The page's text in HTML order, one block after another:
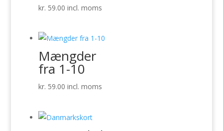
kr. 59.00 incl. moms
Mængder
fra 1-10
kr. 59.00 incl. moms